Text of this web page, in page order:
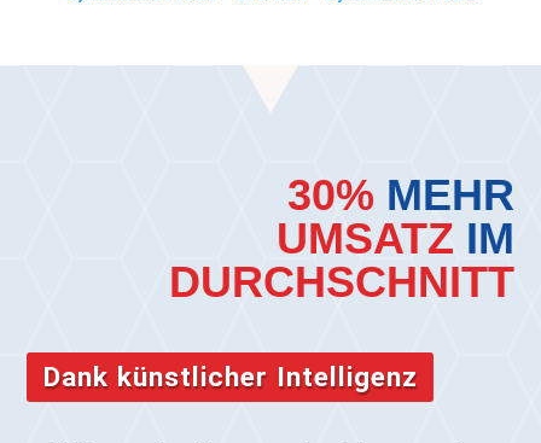
30% MEHR
UMSATZ IM
DURCHSCHNITT
Dank künstlicher Intelligenz